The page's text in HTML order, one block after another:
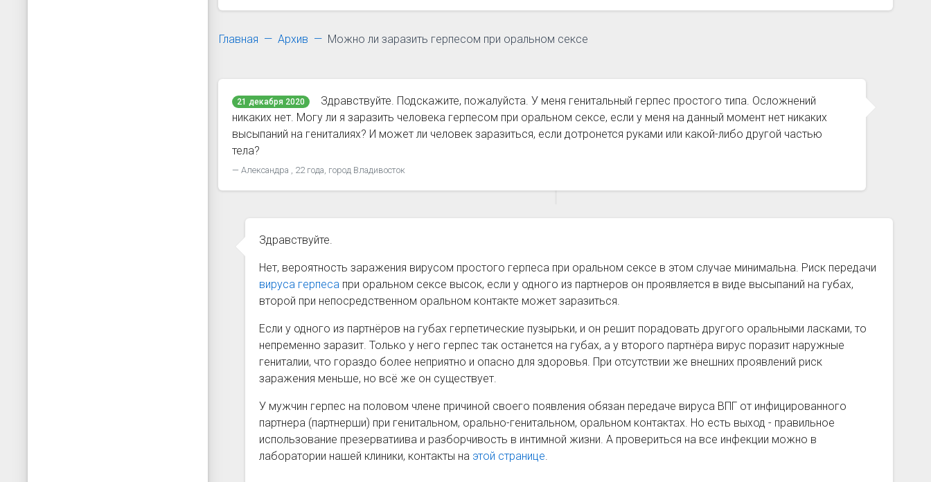
Главная Архив Можно ли заразить герпесом при оральном сексе
21 декабря 2020
Здравствуйте. Подскажите, пожалуйста. У меня генитальный герпес простого типа. Осложнений
никаких нет. Могу ли я заразить человека герпесом при оральном сексе, если у меня на данный момент нет никаких
высыпаний на гениталиях? И может ли человек заразиться, если дотронется руками или какой-либо другой частью
тела?
Александра , 22 года, город Владивосток
Здравствуйте.
Нет, вероятность заражения вирусом простого герпеса при оральном сексе в этом случае минимальна. Риск передачи
вируса герпесапри оральном сексе высок, если у одного из партнеров он проявляется в виде высыпаний на губах,
второй при непосредственном оральном контакте может заразиться.
Если у одного из партнёров на губах герпетические пузырьки, и он решит порадовать другого оральными ласками, то
непременно заразит. Только у него герпес так останется на губах, а у второго партнёра вирус поразит наружные
гениталии, что гораздо более неприятно и опасно для здоровья. При отсутствии же внешних проявлений риск
заражения меньше, но всё же он существует.
У мужчин герпес на половом члене причиной своего появления обязан передаче вируса ВПГ от инфицированного
партнера (партнерши) при генитальном, орально-генитальном, оральном контактах. Но есть выход - правильное
использование презерватиива и разборчивость в интимной жизни. А провериться на все инфекции можно в
лаборатории нашей клиники, контакты на этой странице.